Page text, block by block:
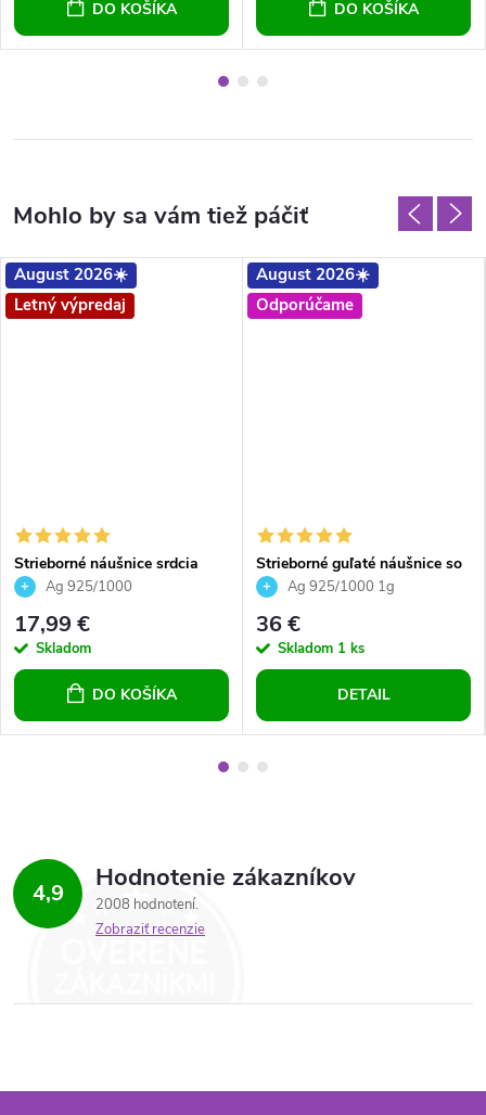
DO KOŠÍKA DO KOŠÍKA
August 2026☀️
Letný výpredaj
Strieborné náušnice srdcia
Crystal Silver Night 14mm
Ag 925/1000
17,99 €
Skladom
DO KOŠÍKA
August 2026☀️
Odporúčame
Strieborné guľaté náušnice so
Swarovski crystals - Magic
Ag 925/1000 1g
36 €
Skladom 1 ks
DETAIL
4,9 Hodnotenie zákazníkov
2008 hodnotení
Zobraziť recenzie